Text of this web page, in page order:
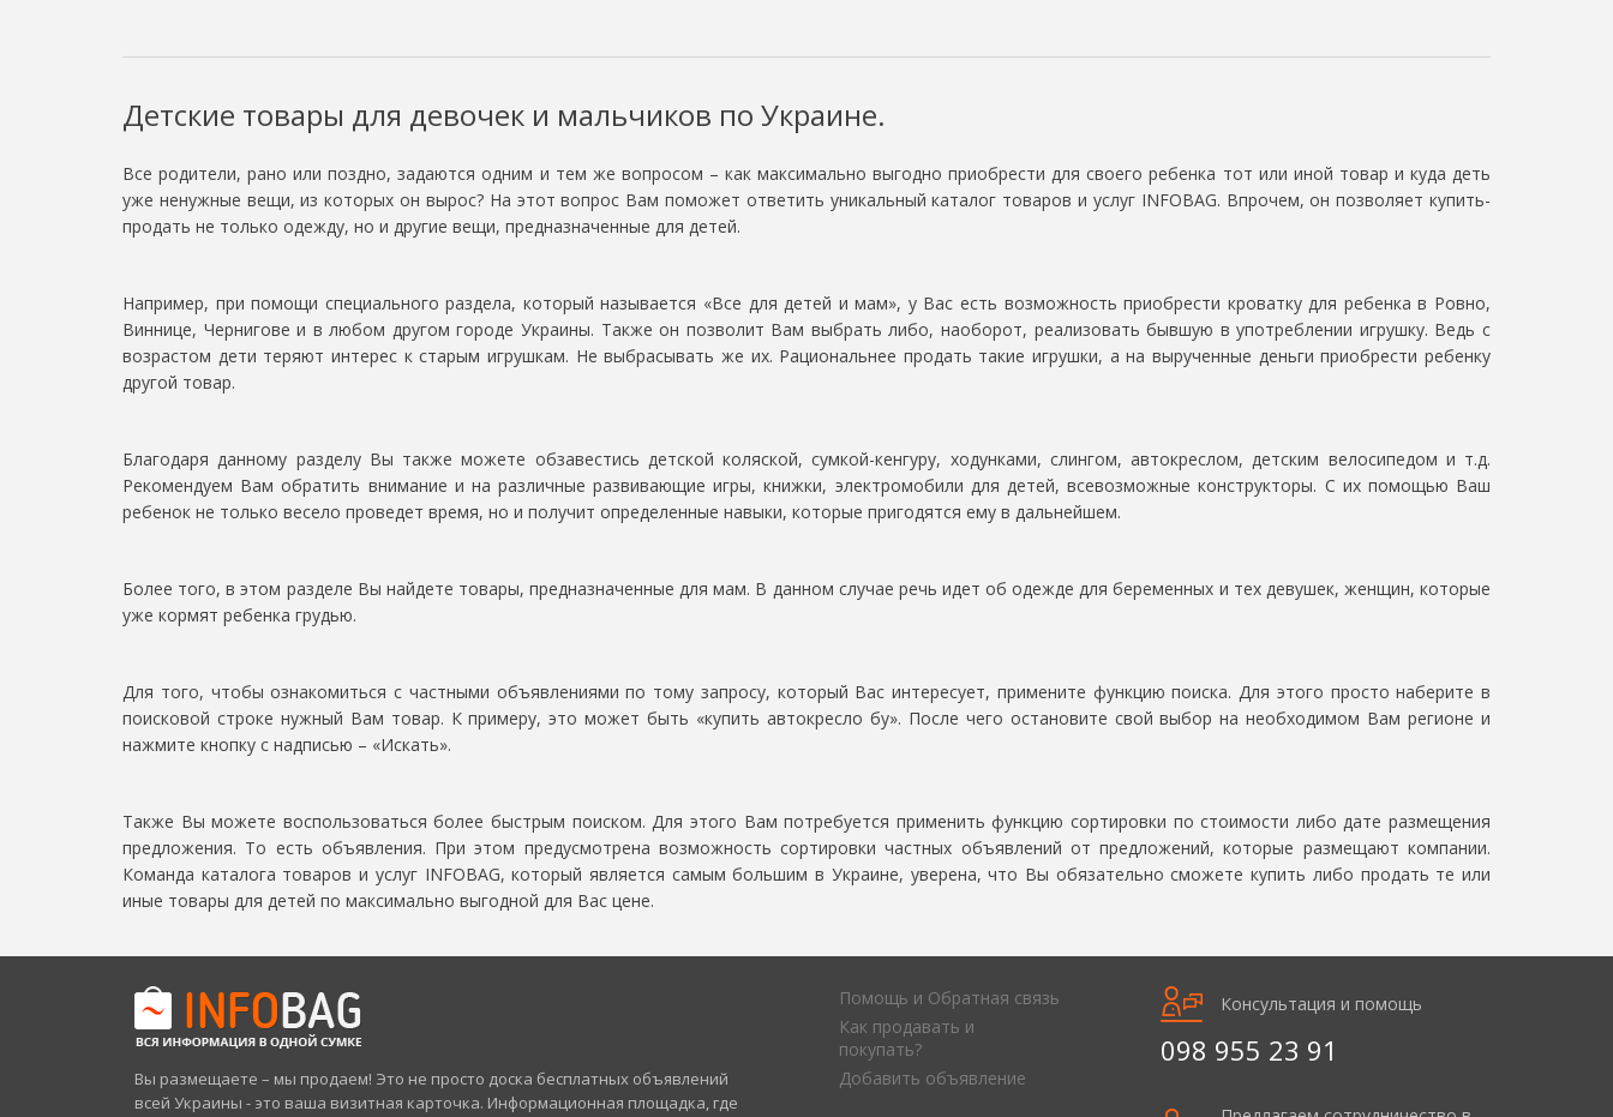
Детские товары для девочек и мальчиков по Украине.
Все родители, рано или поздно, задаются одним и тем же вопросом – как максимально выгодно приобрести для своего ребенка тот или иной товар и куда деть
уже ненужные вещи, из которых он вырос? На этот вопрос Вам поможет ответить уникальный каталог товаров и услуг INFOBAG. Впрочем, он позволяет купить-
продать не только одежду, но и другие вещи, предназначенные для детей.
Например, при помощи специального раздела, который называется «Все для детей и мам», у Вас есть возможность приобрести кроватку для ребенка в Ровно,
Виннице, Чернигове и в любом другом городе Украины. Также он позволит Вам выбрать либо, наоборот, реализовать бывшую в употреблении игрушку. Ведь с
возрастом дети теряют интерес к старым игрушкам. Не выбрасывать же их. Рациональнее продать такие игрушки, а на вырученные деньги приобрести ребенку
другой товар.
Благодаря данному разделу Вы также можете обзавестись детской коляской, сумкой-кенгуру, ходунками, слингом, автокреслом, детским велосипедом и т.д.
Рекомендуем Вам обратить внимание и на различные развивающие игры, книжки, электромобили для детей, всевозможные конструкторы. С их помощью Ваш
ребенок не только весело проведет время, но и получит определенные навыки, которые пригодятся ему в дальнейшем.
Более того, в этом разделе Вы найдете товары, предназначенные для мам. В данном случае речь идет об одежде для беременных и тех девушек, женщин, которые
уже кормят ребенка грудью.
Для того, чтобы ознакомиться с частными объявлениями по тому запросу, который Вас интересует, примените функцию поиска. Для этого просто наберите в
поисковой строке нужный Вам товар. К примеру, это может быть «купить автокресло бу». После чего остановите свой выбор на необходимом Вам регионе и
нажмите кнопку с надписью – «Искать».
Также Вы можете воспользоваться более быстрым поиском. Для этого Вам потребуется применить функцию сортировки по стоимости либо дате размещения
предложения. То есть объявления. При этом предусмотрена возможность сортировки частных объявлений от предложений, которые размещают компании.
Команда каталога товаров и услуг INFOBAG, который является самым большим в Украине, уверена, что Вы обязательно сможете купить либо продать те или
иные товары для детей по максимально выгодной для Вас цене.
Вы размещаете – мы продаем! Это не просто доска бесплатных объявлений
всей Украины - это ваша визитная карточка. Информационная площадка, где
Помощь и Обратная связь
Как продавать и
покупать?
Добавить объявление
Консультация и помощь
098 955 23 91